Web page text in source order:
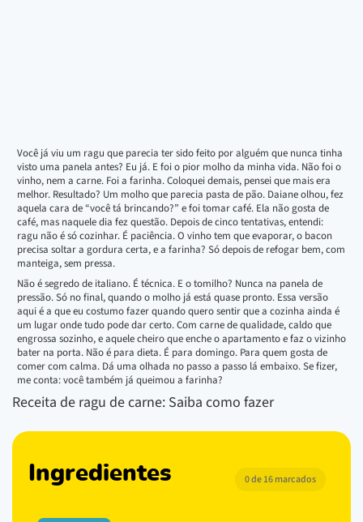
Você já viu um ragu que parecia ter sido feito por alguém que nunca tinha
visto uma panela antes? Eu já. E foi o pior molho da minha vida. Não foi o
vinho, nem a carne. Foi a farinha. Coloquei demais, pensei que mais era
melhor. Resultado? Um molho que parecia pasta de pão. Daiane olhou, fez
aquela cara de “você tá brincando?” e foi tomar café. Ela não gosta de
café, mas naquele dia fez questão. Depois de cinco tentativas, entendi:
ragu não é só cozinhar. É paciência. O vinho tem que evaporar, o bacon
precisa soltar a gordura certa, e a farinha? Só depois de refogar bem, com
manteiga, sem pressa.
Não é segredo de italiano. É técnica. E o tomilho? Nunca na panela de
pressão. Só no final, quando o molho já está quase pronto. Essa versão
aqui é a que eu costumo fazer quando quero sentir que a cozinha ainda é
um lugar onde tudo pode dar certo. Com carne de qualidade, caldo que
engrossa sozinho, e aquele cheiro que enche o apartamento e faz o vizinho
bater na porta. Não é para dieta. É para domingo. Para quem gosta de
comer com calma. Dá uma olhada no passo a passo lá embaixo. Se fizer,
me conta: você também já queimou a farinha?
Receita de ragu de carne: Saiba como fazer
Ingredientes 0 de 16 marcados